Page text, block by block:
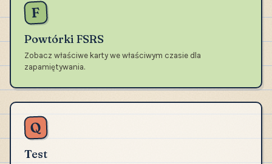
F
Powtórki FSRS
Zobacz właściwe karty we właściwym czasie dla
zapamiętywania.
Q
Test